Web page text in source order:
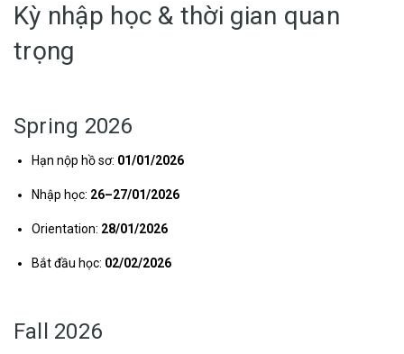
Kỳ nhập học & thời gian quan
trọng
Spring 2026
Hạn nộp hồ sơ: 01/01/2026
Nhập học: 26–27/01/2026
Orientation: 28/01/2026
Bắt đầu học: 02/02/2026
Fall 2026